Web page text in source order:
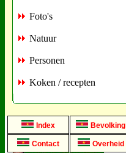
Foto's
Natuur
Personen
Koken / recepten
Index Bevolking
Contact Overheid